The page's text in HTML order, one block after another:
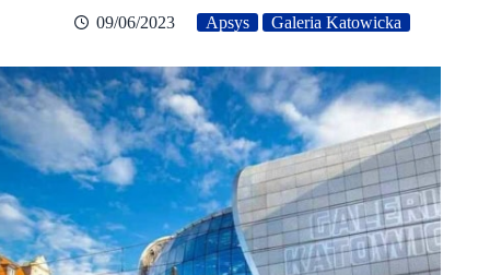
09/06/2023 Apsys Galeria Katowicka